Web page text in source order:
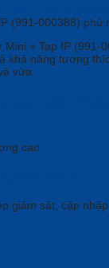
(991-000388)
Mini + Tap IP (991-
khả năng tương
vừa.
cao
giám sát, cập